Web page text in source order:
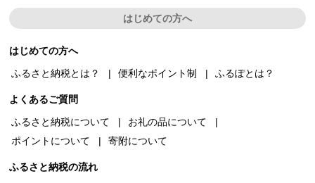
はじめての方へ
はじめての方へ
ふるさと納税とは？
便利なポイント制 ふるぽとは？
よくあるご質問
ふるさと納税について
お礼の品について
ポイントについて
寄附について
ふるさと納税の流れ